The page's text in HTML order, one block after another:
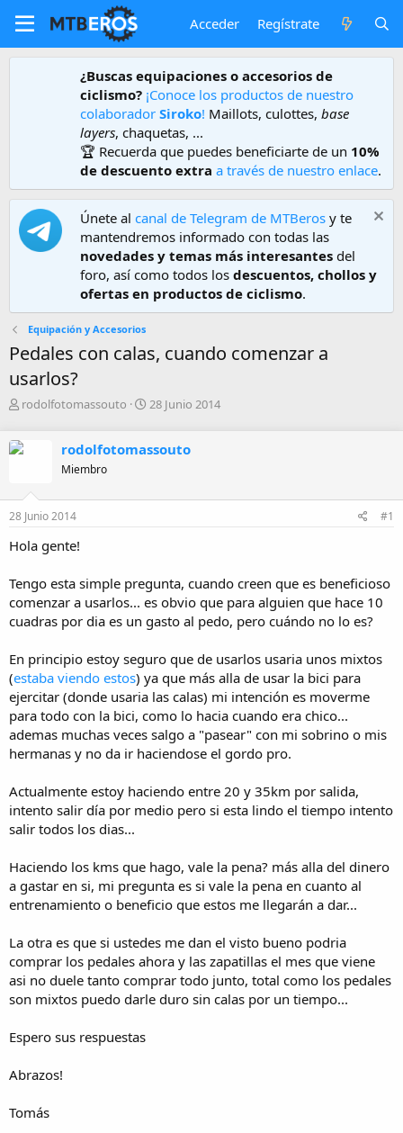
Acceder Regístrate
¿Buscas equipaciones o accesorios de
ciclismo? ¡Conoce los productos de nuestro
colaborador Siroko! Maillots, culottes, base
layers, chaquetas, ...
🏆 Recuerda que puedes beneficiarte de un 10%
de descuento extra a través de nuestro enlace.
Únete al canal de Telegram de MTBeros y te
mantendremos informado con todas las
novedades y temas más interesantes del
foro, así como todos los descuentos, chollos y
ofertas en productos de ciclismo.
Equipación y Accesorios
Pedales con calas, cuando comenzar a
usarlos?
A
o
rodolfotomassouto
F
h
e
i
o
28 Junio 2014
rodolfotomassouto
Miembro
28 Junio 2014 #1
Hola gente!
Tengo esta simple pregunta, cuando creen que es beneficioso
comenzar a usarlos... es obvio que para alguien que hace 10
cuadras por dia es un gasto al pedo, pero cuándo no lo es?
En principio estoy seguro que de usarlos usaria unos mixtos
(estaba viendo estos) ya que más alla de usar la bici para
ejercitar (donde usaria las calas) mi intención es moverme
para todo con la bici, como lo hacia cuando era chico...
ademas muchas veces salgo a "pasear" con mi sobrino o mis
hermanas y no da ir haciendose el gordo pro.
Actualmente estoy haciendo entre 20 y 35km por salida,
intento salir día por medio pero si esta lindo el tiempo intento
salir todos los dias...
Haciendo los kms que hago, vale la pena? más alla del dinero
a gastar en si, mi pregunta es si vale la pena en cuanto al
entrenamiento o beneficio que estos me llegarán a dar...
La otra es que si ustedes me dan el visto bueno podria
comprar los pedales ahora y las zapatillas el mes que viene
asi no duele tanto comprar todo junto, total como los pedales
son mixtos puedo darle duro sin calas por un tiempo...
Espero sus respuestas
Abrazos!
Tomás